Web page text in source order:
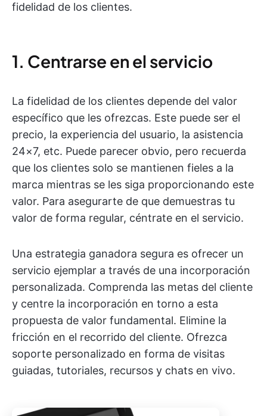
fidelidad de los clientes.
1. Centrarse en el servicio
La fidelidad de los clientes depende del valor
específico que les ofrezcas. Este puede ser el
precio, la experiencia del usuario, la asistencia
24×7, etc. Puede parecer obvio, pero recuerda
que los clientes solo se mantienen fieles a la
marca mientras se les siga proporcionando este
valor. Para asegurarte de que demuestras tu
valor de forma regular, céntrate en el servicio.
Una estrategia ganadora segura es ofrecer un
servicio ejemplar a través de una incorporación
personalizada. Comprenda las metas del cliente
y centre la incorporación en torno a esta
propuesta de valor fundamental. Elimine la
fricción en el recorrido del cliente. Ofrezca
soporte personalizado en forma de visitas
guiadas, tutoriales, recursos y chats en vivo.